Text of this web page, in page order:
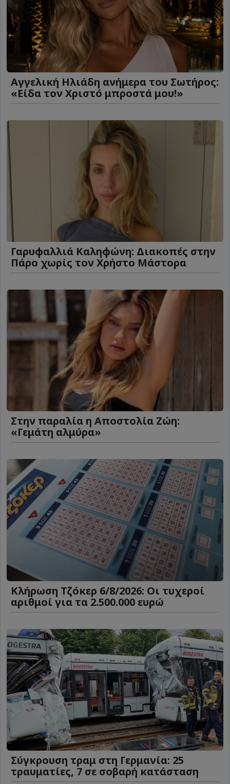
Αγγελική Ηλιάδη ανήμερα του Σωτήρος:
«Είδα τον Χριστό μπροστά μου!»
Γαρυφαλλιά Καληφώνη: Διακοπές στην
Πάρο χωρίς τον Χρήστο Μάστορα
Στην παραλία η Αποστολία Ζώη:
«Γεμάτη αλμύρα»
Κλήρωση Τζόκερ 6/8/2026: Οι τυχεροί
αριθμοί για τα 2.500.000 ευρώ
Σύγκρουση τραμ στη Γερμανία: 25
τραυματίες, 7 σε σοβαρή κατάσταση